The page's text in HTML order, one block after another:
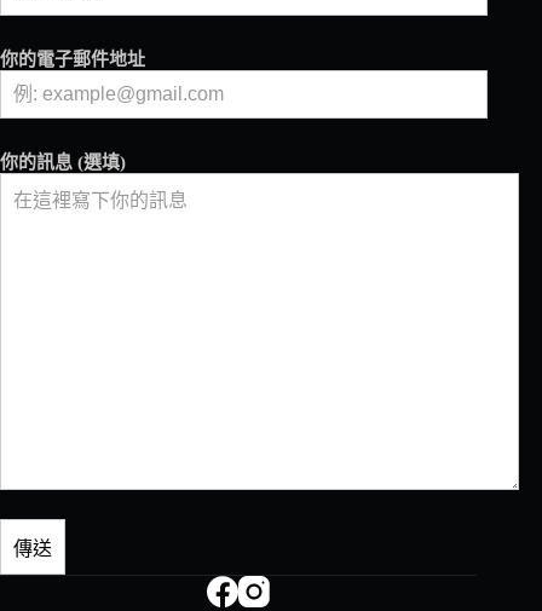
你的電子郵件地址
你的訊息 (選填)